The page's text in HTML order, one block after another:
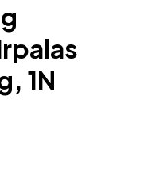
1N